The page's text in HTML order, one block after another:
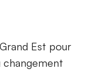
Est pour
changement